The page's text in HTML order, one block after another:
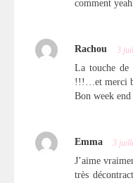
comment
Rachou 3
La touche de
!!!…et merci
Bon week
Emma 3
J’aime
très